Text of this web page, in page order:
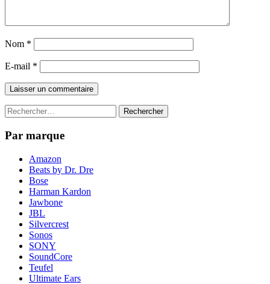
Nom *
E-mail *
Rechercher :
Par marque
Amazon
Beats by Dr. Dre
Bose
Harman Kardon
Jawbone
JBL
Silvercrest
Sonos
SONY
SoundCore
Teufel
Ultimate Ears